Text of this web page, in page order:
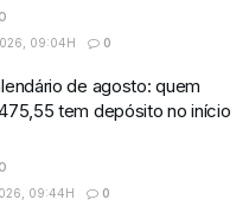
09:04H
0
de agosto: quem
tem depósito no início
09:44H
0